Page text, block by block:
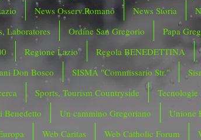
News Osserv.Romano News Storia
Laboratores Ordine San Gregorio
Papa
Regione Lazio
Regola BENEDETTINA
Don Bosco SISMA "Commissario Str."
Sports, Tourism Countryside
Tecnologie
Benedetto Un cammino Gregoriano
Unione
Web Caritas Web Catholic Forum